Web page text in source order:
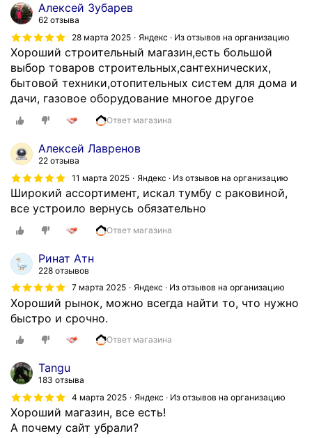
с
м
о
т
р
и
и
н
е
т
л
о
с
р
к
Алексей Зубарев
62 отзыва
28 марта 2025
Яндекс · Из отзывов на организацию
Хороший строительный магазин,есть большой
выбор товаров строительных,сантехнических,
бытовой техники,отопительных систем для дома и
дачи, газовое оборудование многое другое
Ответ магазина
Алексей Лавренов
22 отзыва
11 марта 2025
Яндекс · Из отзывов на организацию
Широкий ассортимент, искал тумбу с раковиной,
все устроило вернусь обязательно
Ответ магазина
Ринат Атн
228 отзывов
7 марта 2025
Яндекс · Из отзывов на организацию
Хороший рынок, можно всегда найти то, что нужно
быстро и срочно.
Ответ магазина
Tangu
183 отзыва
4 марта 2025
Яндекс · Из отзывов на организацию
Хороший магазин, все есть!
А почему сайт убрали?